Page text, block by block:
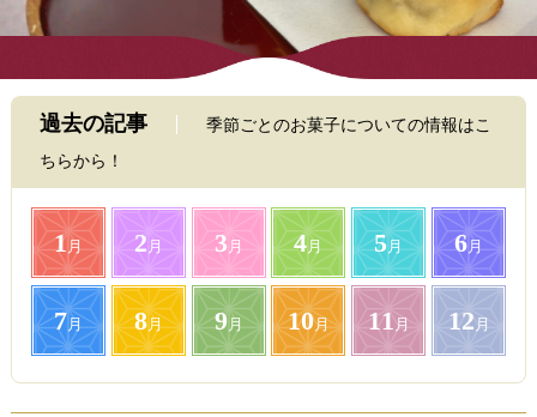
過去の記事
季節ごとのお菓子についての情報はこ
ちらから！
1月 2 月 3 月 4月 5月 6月
7月 8月 9月 10月 11 月 12 月